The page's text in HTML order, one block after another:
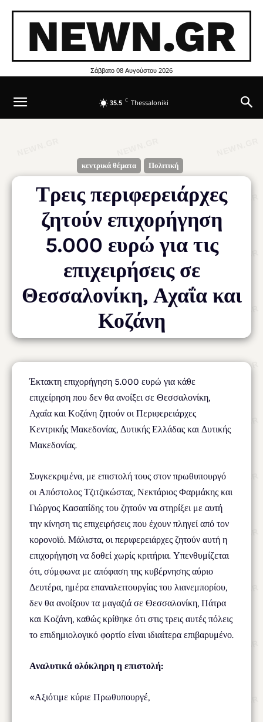
NEWN.GR
Σάββατο 08 Αυγούστου 2026
35.5 C Thessaloniki
κεντρικά θέματα Πολιτική
Τρεις περιφερειάρχες
ζητούν επιχορήγηση
5.000 ευρώ για τις
επιχειρήσεις σε
Θεσσαλονίκη, Αχαΐα και
Κοζάνη
Έκτακτη επιχορήγηση 5.000 ευρώ για κάθε
επιχείρηση που δεν θα ανοίξει σε Θεσσαλονίκη,
Αχαΐα και Κοζάνη ζητούν οι Περιφερειάρχες
Κεντρικής Μακεδονίας, Δυτικής Ελλάδας και Δυτικής
Μακεδονίας.
Συγκεκριμένα, με επιστολή τους στον πρωθυπουργό
οι Απόστολος Τζιτζικώστας, Νεκτάριος Φαρμάκης και
Γιώργος Κασαπίδης του ζητούν να στηρίξει με αυτή
την κίνηση τις επιχειρήσεις που έχουν πληγεί από τον
κορονοϊό. Μάλιστα, οι περιφερειάρχες ζητούν αυτή η
επιχορήγηση να δοθεί χωρίς κριτήρια. Υπενθυμίζεται
ότι, σύμφωνα με απόφαση της κυβέρνησης αύριο
Δευτέρα, ημέρα επαναλειτουργίας του λιανεμπορίου,
δεν θα ανοίξουν τα μαγαζιά σε Θεσσαλονίκη, Πάτρα
και Κοζάνη, καθώς κρίθηκε ότι στις τρεις αυτές πόλεις
το επιδημιολογικό φορτίο είναι ιδιαίτερα επιβαρυμένο.
Αναλυτικά ολόκληρη η επιστολή:
«Αξιότιμε κύριε Πρωθυπουργέ,